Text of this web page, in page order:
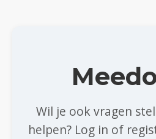
Wil je ook vragen
helpen? Log in of